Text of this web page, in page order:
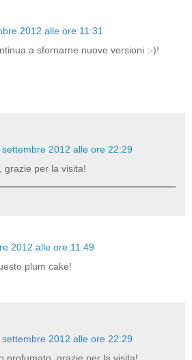
2012 alle ore 11:31
a sfornarne nuove versioni :-)!
settembre 2012 alle ore 22:29
grazie per la visita!
2012 alle ore 11:49
plum cake!
settembre 2012 alle ore 22:29